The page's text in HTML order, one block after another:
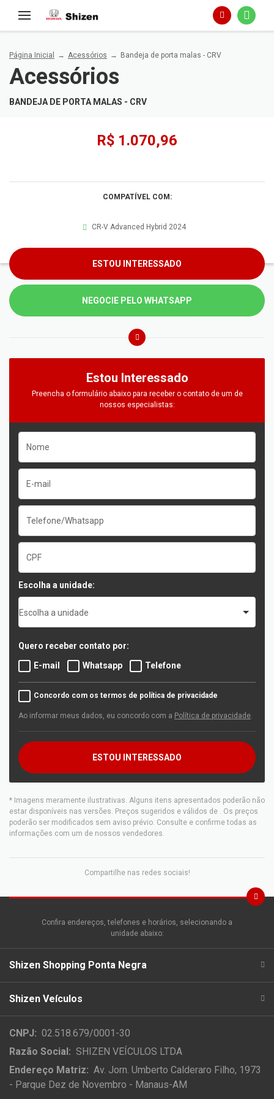
Página Inicial Acessórios Bandeja de porta malas - CRV
Acessórios
BANDEJA DE PORTA MALAS - CRV
R$ 1.070,96
COMPATÍVEL COM:
CR-V Advanced Hybrid 2024
ESTOU INTERESSADO
NEGOCIE PELO WHATSAPP
Estou Interessado
Preencha o formulário abaixo para receber o contato de um de
nossos especialistas:
Escolha a unidade:
Escolha a unidade
Quero receber contato por:
E-mail
Whatsapp Telefone
Concordo com os termos de política de privacidade
Ao informar meus dados, eu concordo com a Política de privacidade
ESTOU INTERESSADO
* Imagens meramente ilustrativas. Alguns itens apresentados poderão não
estar disponíveis nas versões. Preços sugeridos e válidos de
. Os preços
poderão ser modificados sem aviso prévio. Consulte e confirme todas as
informações com um de nossos vendedores.
Compartilhe nas redes sociais!
Confira endereços, telefones e horários, selecionando a
unidade abaixo:
Shizen Shopping Ponta Negra
Shizen Veículos
CNPJ: 02.518.679/0001-30
Razão Social: SHIZEN VEÍCULOS LTDA
Endereço Matriz: Av. Jorn. Umberto Calderaro Filho, 1973
- Parque Dez de Novembro - Manaus-AM